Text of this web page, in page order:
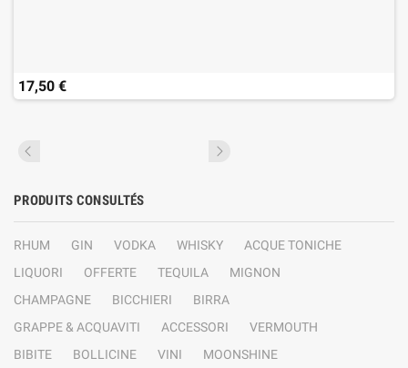
17,50 €
PRODUITS CONSULTÉS
RHUM GIN VODKA WHISKY
ACQUE TONICHE
LIQUORI
OFFERTE TEQUILA
MIGNON
CHAMPAGNE
BICCHIERI
BIRRA
GRAPPE & ACQUAVITI
ACCESSORI
VERMOUTH
BIBITE
BOLLICINE VINI
MOONSHINE